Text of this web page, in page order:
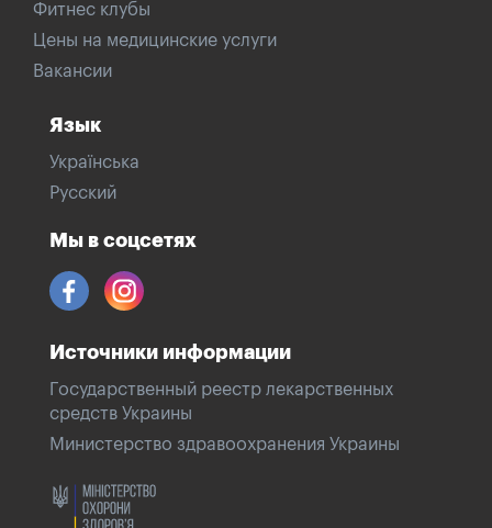
Фитнес клубы
Цены на медицинские услуги
Вакансии
Язык
Українська
Русский
Мы в соцсетях
Источники информации
Государственный реестр лекарственных
средств Украины
Министерство здравоохранения Украины